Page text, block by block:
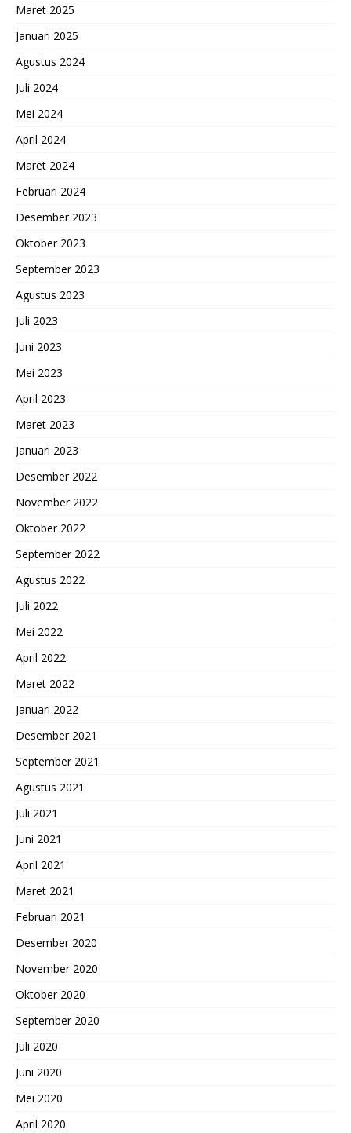
Maret 2025
Januari 2025
Agustus 2024
Juli 2024
Mei 2024
April 2024
Maret 2024
Februari 2024
Desember 2023
Oktober 2023
September 2023
Agustus 2023
Juli 2023
Juni 2023
Mei 2023
April 2023
Maret 2023
Januari 2023
Desember 2022
November 2022
Oktober 2022
September 2022
Agustus 2022
Juli 2022
Mei 2022
April 2022
Maret 2022
Januari 2022
Desember 2021
September 2021
Agustus 2021
Juli 2021
Juni 2021
April 2021
Maret 2021
Februari 2021
Desember 2020
November 2020
Oktober 2020
September 2020
Juli 2020
Juni 2020
Mei 2020
April 2020